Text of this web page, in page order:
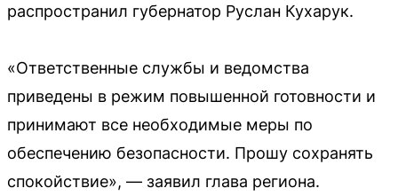
распространил губернатор Руслан Кухарук.
«Ответственные службы и ведомства
приведены в режим повышенной готовности и
принимают все необходимые меры по
обеспечению безопасности. Прошу сохранять
спокойствие», — заявил глава региона.